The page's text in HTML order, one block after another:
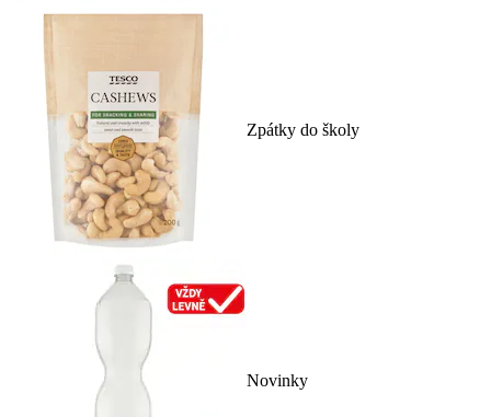
Zpátky do školy
Novinky